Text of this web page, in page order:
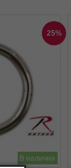
25%
В наличии